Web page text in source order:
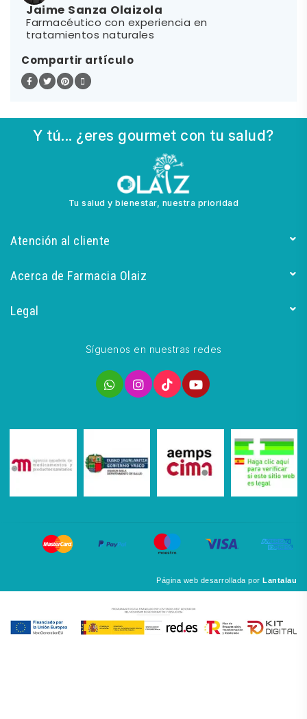
Jaime Sanza Olaizola
Farmacéutico con experiencia en
tratamientos naturales
Compartir artículo
Y tú... ¿eres gourmet con tu salud?
Tu salud y bienestar, nuestra prioridad
Atención al cliente
Acerca de Farmacia Olaiz
Legal
Síguenos en nuestras redes
Página web desarrollada por Lantalau